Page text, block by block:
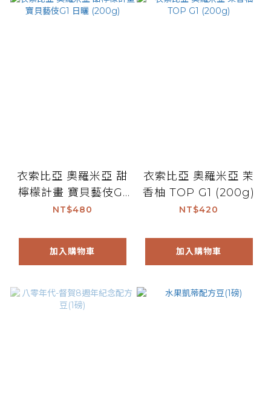
衣索比亞 奧羅米亞 甜
檸檬計畫 寶貝藝伎G1
日曬 (200g)
NT$480
加入購物車
衣索比亞 奧羅米亞 茉
香柚 TOP G1 (200g)
NT$420
加入購物車